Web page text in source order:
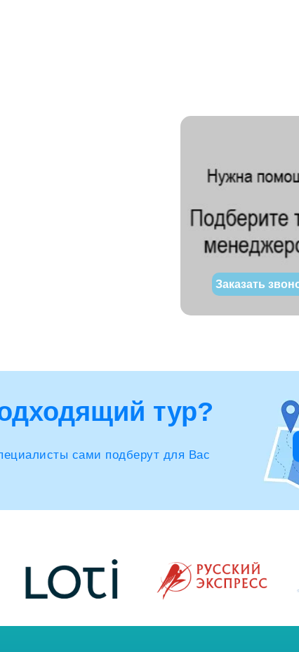
Заказать
сами подберут для Вас
тур?